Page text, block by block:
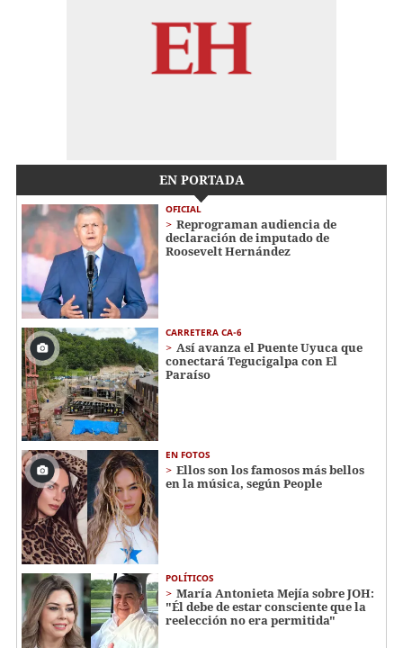
EN PORTADA
OFICIAL
Reprograman audiencia de
declaración de imputado de
Roosevelt Hernández
CARRETERA CA-6
Así avanza el Puente Uyuca que
conectará Tegucigalpa con El
Paraíso
EN FOTOS
Ellos son los famosos más bellos
en la música, según People
POLÍTICOS
María Antonieta Mejía sobre JOH:
"Él debe de estar consciente que la
reelección no era permitida"